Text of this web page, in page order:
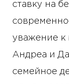
ставку на
уважение к
Андреа и
семейное